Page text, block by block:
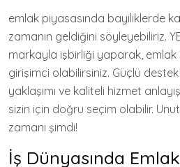
emlak piyasasında bayiliklerde
zamanın geldiğini söyleyebiliriz.
markayla işbirliği yaparak, emlak
girişimci olabilirsiniz. Güçlü
yaklaşımı ve kaliteli hizmet
sizin için doğru seçim olabilir.
zamanı şimdi!
İş Dünyasında